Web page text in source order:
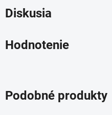
Diskusia
Hodnotenie
Podobné produkty